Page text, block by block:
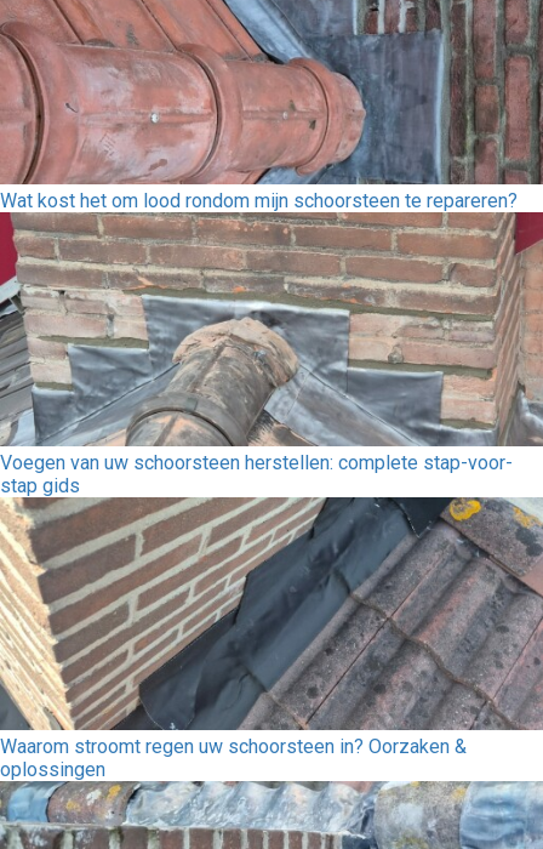
Wat kost het om lood rondom mijn schoorsteen te repareren?
Voegen van uw schoorsteen herstellen: complete stap-voor-
stap gids
Waarom stroomt regen uw schoorsteen in? Oorzaken &
oplossingen